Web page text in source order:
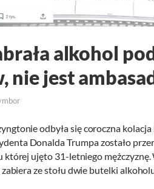
alkohol
nie jest
odbyła się coroczna
Donalda Trumpa zostało
której ujęto 31-letniego
ze stołu dwie butelki